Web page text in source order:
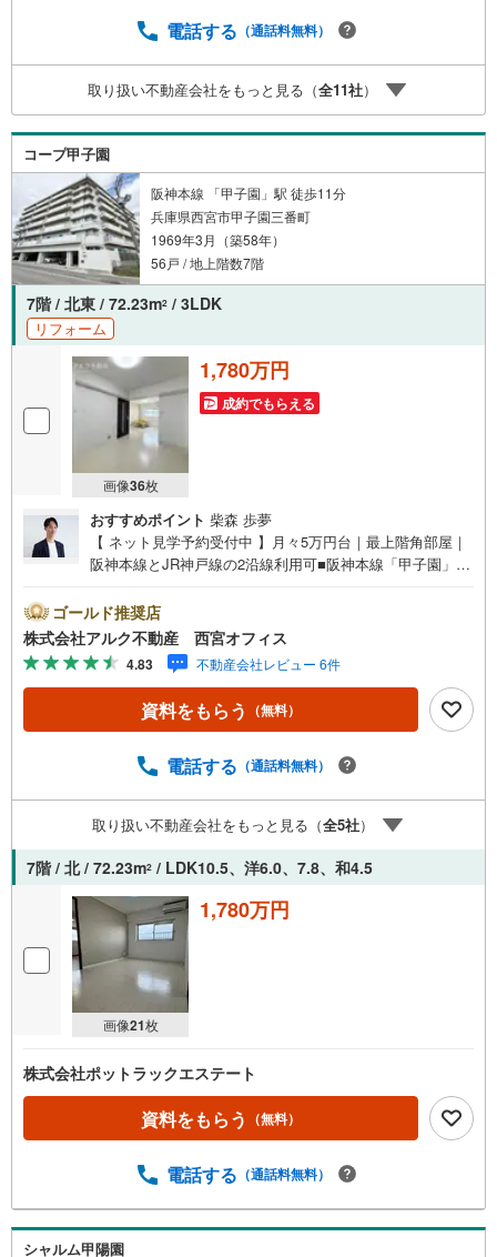
ております。掲載中の物件に限らず、阪神間エリアを中心
ご来店いただけます。住宅ローンに強く、事前審査のサポ
ートや金融機関のご提案、お客様一人ひとりに合わせた無
理のない資金計画のご提案までトータルでサポートいたし
ます。ローンに不安のある方もお気軽にご相談ください
電話する （通話料無料）
取り扱い不動産会社をもっと見る（全11社）
コープ甲子園
阪神本線 「甲子園」駅 徒歩11分
兵庫県西宮市甲子園三番町
1969年3月（築58年）
56戸 / 地上階数7階
7階 / 北東 / 72.23m2 / 3LDK
リフォーム
画像36枚
1,780万円
成約でもらえる
おすすめポイント 柴森 歩夢
【 ネット見学予約受付中 】月々5万円台｜最上階角部屋｜
阪神本線とJR神戸線の2沿線利用可■阪神本線「甲子園」徒
上階角部屋につき陽当たり良好！【 周辺環境 】春風幼稚
園:徒歩10分（770m）春風小学校:徒歩5分（412m）上甲子
園中学校:徒歩11分（881m）兵庫県立鳴尾高校:徒歩8分（6
17m）西畑公園:徒歩11分（885m）いかりスーパーマーケ
ット甲子園店:徒歩9分（756m）コロワ甲子園:徒歩12分（9
73m）【 アルク不動産について 】当社は阪急武庫之荘駅よ
件に限らず、阪神間エリアを中心に幅広い物件をご紹介可
宅ローンに強く、事前審査のサポートや金融機関のご提
案、お客様一人ひとりに合わせた無理のない資金計画のご
提案までトータルでサポートいたします。ローンに不安の
ある方もお気軽にご相談ください。
ゴールド推奨店
株式会社アルク不動産 西宮オフィス
4.83 不動産会社レビュー 6件
資料をもらう （無料）
電話する （通話料無料）
取り扱い不動産会社をもっと見る（全5社）
7階 / 北 / 72.23m2 / LDK10.5、洋6.0、7.8、和4.5
画像21枚
1,780万円
株式会社ポットラックエステート
資料をもらう （無料）
電話する （通話料無料）
シャルム甲陽園